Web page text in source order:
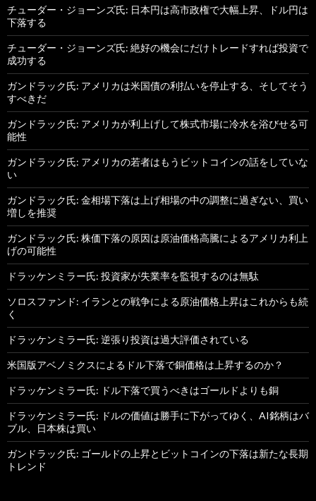
チューダー・ジョーンズ氏: 日本円は高市政権で大幅上昇、ドル円は
下落する
チューダー・ジョーンズ氏: 絶好の機会にだけトレードすれば投資で
成功する
ガンドラック氏: アメリカは米国債の利払いを停止する、そしてそう
すべきだ
ガンドラック氏: アメリカが利上げして株式市場に冷水を浴びせる可
能性
ガンドラック氏: アメリカの若者はもうビットコインの話をしていな
い
ガンドラック氏: 金相場下落は上げ相場の中の調整に過ぎない、買い
増しを推奨
ガンドラック氏: 株価下落の原因は原油価格高騰によるアメリカ利上
げの可能性
ドラッケンミラー氏: 投資家が失業率を監視するのは無駄
ソロスファンド: イランとの戦争による原油価格上昇はこれからも続
く
ドラッケンミラー氏: 逆張り投資は過大評価されている
米国版アベノミクスによるドル下落で銅価格は上昇するのか？
ドラッケンミラー氏: ドル下落で買うべきはゴールドよりも銅
ドラッケンミラー氏: ドルの価値は勝手に下がってゆく、AI銘柄はバ
ブル、日本株は買い
ガンドラック氏: ゴールドの上昇とビットコインの下落は新たな長期
トレンド